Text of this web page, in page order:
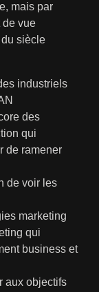
mais par
de vue
siècle
industriels
des
qui
de ramener
de voir les
marketing
qui
business et
aux objectifs